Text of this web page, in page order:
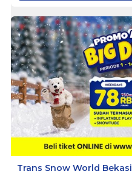
Trans Snow World Bekasi